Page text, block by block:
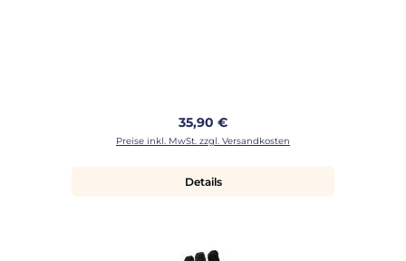
Regulärer Preis:
35,90 €
Preise inkl. MwSt. zzgl. Versandkosten
Details